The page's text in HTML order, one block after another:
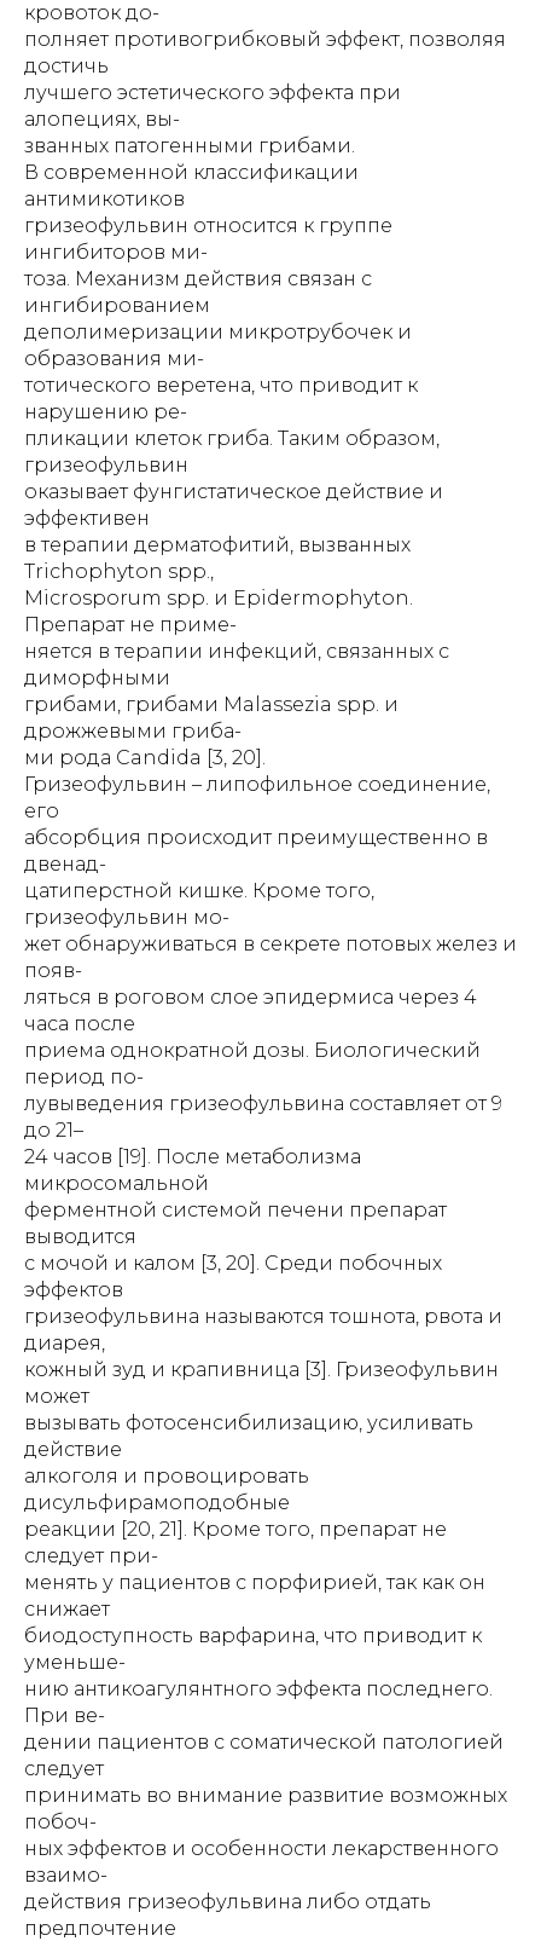
кровоток до-
полняет противогрибковый эффект, позволяя
достичь
лучшего эстетического эффекта при
алопециях, вы-
званных патогенными грибами.
В современной классификации
антимикотиков
гризеофульвин относится к группе
ингибиторов ми-
тоза. Механизм действия связан с
ингибированием
деполимеризации микротрубочек и
образования ми-
тотического веретена, что приводит к
нарушению ре-
пликации клеток гриба. Таким образом,
гризеофульвин
оказывает фунгистатическое действие и
эффективен
в терапии дерматофитий, вызванных
Trichophyton spp.,
Microsporum spp. и Epidermophyton.
Препарат не приме-
няется в терапии инфекций, связанных с
диморфными
грибами, грибами Malassezia spp. и
дрожжевыми гриба-
ми рода Candida [3, 20].
Гризеофульвин – липофильное соединение,
его
абсорбция происходит преимущественно в
двенад-
цатиперстной кишке. Кроме того,
гризеофульвин мо-
жет обнаруживаться в секрете потовых желез и
появ-
ляться в роговом слое эпидермиса через 4
часа после
приема однократной дозы. Биологический
период по-
лувыведения гризеофульвина составляет от 9
до 21–
24 часов [19]. После метаболизма
микросомальной
ферментной системой печени препарат
выводится
с мочой и калом [3, 20]. Среди побочных
эффектов
гризеофульвина называются тошнота, рвота и
диарея,
кожный зуд и крапивница [3]. Гризеофульвин
может
вызывать фотосенсибилизацию, усиливать
действие
алкоголя и провоцировать
дисульфирамоподобные
реакции [20, 21]. Кроме того, препарат не
следует при-
менять у пациентов с порфирией, так как он
снижает
биодоступность варфарина, что приводит к
уменьше-
нию антикоагулянтного эффекта последнего.
При ве-
дении пациентов с соматической патологией
следует
принимать во внимание развитие возможных
побоч-
ных эффектов и особенности лекарственного
взаимо-
действия гризеофульвина либо отдать
предпочтение